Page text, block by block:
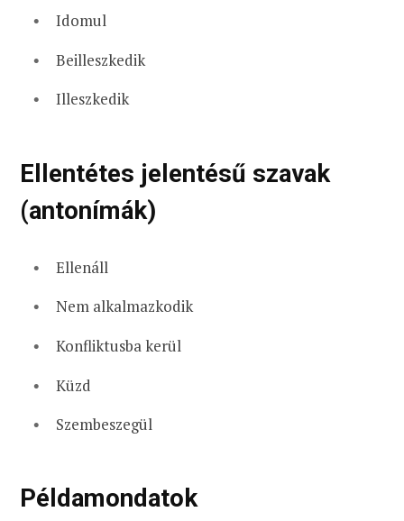
Idomul
Beilleszkedik
Illeszkedik
Ellentétes jelentésű szavak
(antonímák)
Ellenáll
Nem alkalmazkodik
Konfliktusba kerül
Küzd
Szembeszegül
Példamondatok